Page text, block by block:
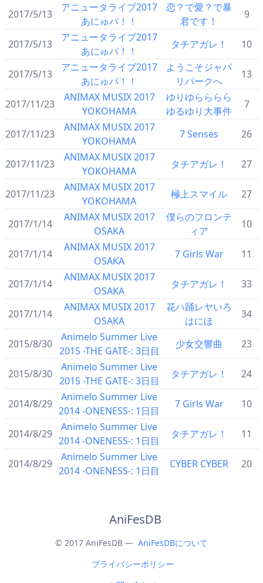
2017/5/13
アニュータライブ2017
あにゅパ！！
恋？で愛？で暴
君です！
9
2017/5/13
アニュータライブ2017
あにゅパ！！
タチアガレ！ 10
2017/5/13
アニュータライブ2017
あにゅパ！！
ようこそジャパ
リパークへ
13
2017/11/23
ANIMAX MUSIX 2017
YOKOHAMA
ゆりゆらららら
ゆるゆり大事件
7
2017/11/23
ANIMAX MUSIX 2017
YOKOHAMA
7 Senses 26
2017/11/23
ANIMAX MUSIX 2017
YOKOHAMA
タチアガレ！ 27
2017/11/23
ANIMAX MUSIX 2017
YOKOHAMA
極上スマイル 27
2017/1/14
ANIMAX MUSIX 2017
OSAKA
僕らのフロンテ
ィア
10
2017/1/14
ANIMAX MUSIX 2017
OSAKA
7 Girls War 11
2017/1/14
ANIMAX MUSIX 2017
OSAKA
タチアガレ！ 33
2017/1/14
ANIMAX MUSIX 2017
OSAKA
花ハ踊レヤいろ
はにほ
34
2015/8/30
Animelo Summer Live
2015 -THE GATE-: 3日目
少女交響曲 23
2015/8/30
Animelo Summer Live
2015 -THE GATE-: 3日目
タチアガレ！ 24
2014/8/29
Animelo Summer Live
2014 -ONENESS-: 1日目
7 Girls War 10
2014/8/29
Animelo Summer Live
2014 -ONENESS-: 1日目
タチアガレ！ 11
2014/8/29
Animelo Summer Live
2014 -ONENESS-: 1日目
CYBER CYBER 20
AniFesDB
© 2017 AniFesDB — AniFesDBについて
プライバシーポリシー